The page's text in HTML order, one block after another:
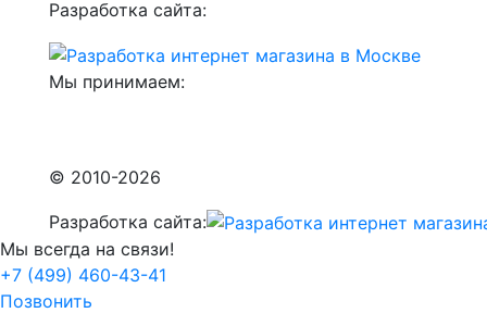
Разработка сайта:
Мы принимаем:
© 2010-2026
Разработка сайта:
Мы всегда на связи!
+7 (499) 460-43-41
Позвонить